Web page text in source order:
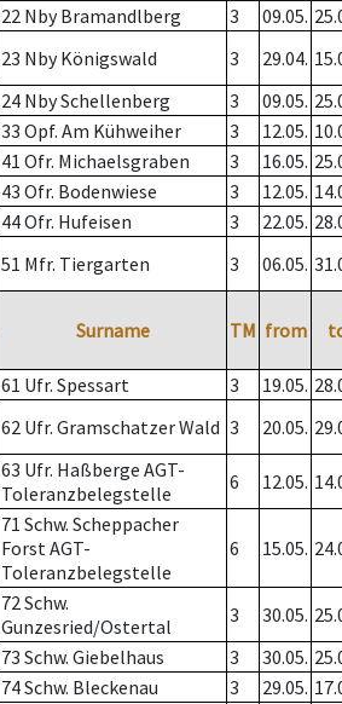
22 Nby Bramandlberg 3 09.05.
23 Nby Königswald 3 29.04.
24 Nby Schellenberg 3 09.05.
33 Opf. Am Kühweiher 3 12.05.
41 Ofr. Michaelsgraben 3 16.05.
43 Ofr. Bodenwiese 3 12.05.
44 Ofr. Hufeisen 3 22.05.
51 Mfr. Tiergarten 3 06.05.
Surname TM from
61 Ufr. Spessart 3 19.05.
62 Ufr. Gramschatzer Wald 3 20.05.
63 Ufr. Haßberge AGT-
Toleranzbelegstelle
6 12.05.
71 Schw. Scheppacher
Forst AGT-
Toleranzbelegstelle
6 15.05.
72 Schw.
Gunzesried/Ostertal
3 30.05.
73 Schw. Giebelhaus 3 30.05.
74 Schw. Bleckenau 3 29.05.